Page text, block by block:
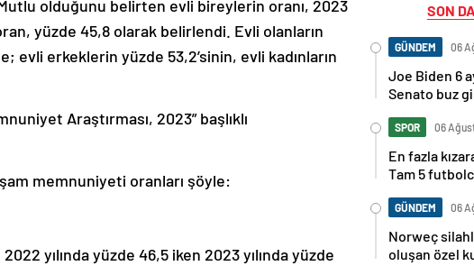
olduğunu belirten evli bireylerin oranı, 2023
yüzde 45,8 olarak belirlendi. Evli olanların
erkeklerin yüzde 53,2’sinin, evli kadınların
Araştırması, 2023” başlıklı
memnuniyeti oranları şöyle:
yılında yüzde 46,5 iken 2023 yılında yüzde
SON
GÜNDEM 06
Joe Biden 6
Senato buz
SPOR 06
En fazla
Tam 5
GÜNDEM 06
Norweç
oluşan özel